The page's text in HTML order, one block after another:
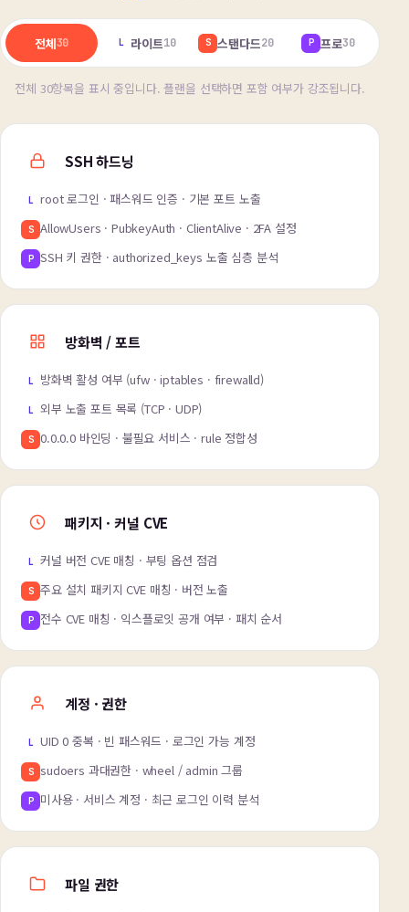
전체30 L 라이트10 S 스탠다드20 P 프로30
전체 30항목을 표시 중입니다. 플랜을 선택하면 포함 여부가 강조됩니다.
SSH 하드닝
L root 로그인 · 패스워드 인증 · 기본 포트 노출
S AllowUsers · PubkeyAuth · ClientAlive · 2FA 설정
P SSH 키 권한 · authorized_keys 노출 심층 분석
방화벽 / 포트
L 방화벽 활성 여부 (ufw · iptables · firewalld)
L 외부 노출 포트 목록 (TCP · UDP)
S 0.0.0.0 바인딩 · 불필요 서비스 · rule 정합성
패키지 · 커널 CVE
L 커널 버전 CVE 매칭 · 부팅 옵션 점검
S 주요 설치 패키지 CVE 매칭 · 버전 노출
P 전수 CVE 매칭 · 익스플로잇 공개 여부 · 패치 순서
계정 · 권한
L UID 0 중복 · 빈 패스워드 · 로그인 가능 계정
S sudoers 과대권한 · wheel / admin 그룹
P 미사용 · 서비스 계정 · 최근 로그인 이력 분석
파일 권한